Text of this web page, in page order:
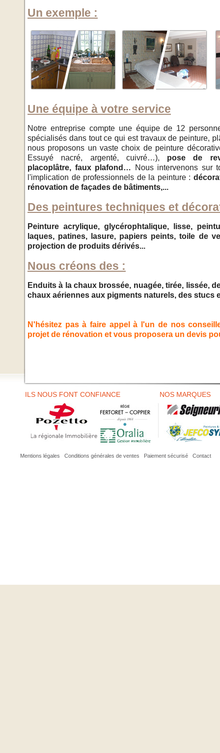
Un exemple :
Une équipe à votre service
Notre entreprise compte une équipe de 12
spécialisés dans tout ce qui est travaux de peinture,
nous proposons un vaste choix de peinture
Essuyé nacré, argenté, cuivré…), pose de
placoplâtre, faux plafond…
Nous intervenons sur
l'implication de professionnels de la peinture :
rénovation de façades de bâtiments,...
Des peintures techniques et
Peinture acrylique, glycérophtalique, lisse,
laques, patines, lasure, papiers peints, toile de
projection de produits dérivés...
Nous créons des :
Enduits à la chaux brossée, nuagée, tirée, lissée,
chaux aériennes aux pigments naturels, des stucs
N'hésitez pas à faire appel à l'un de nos
projet de rénovation et vous proposera un devis
ILS NOUS FONT CONFIANCE NOS MARQUES
Mentions légales Conditions générales de ventes Paiement sécurisé Contact